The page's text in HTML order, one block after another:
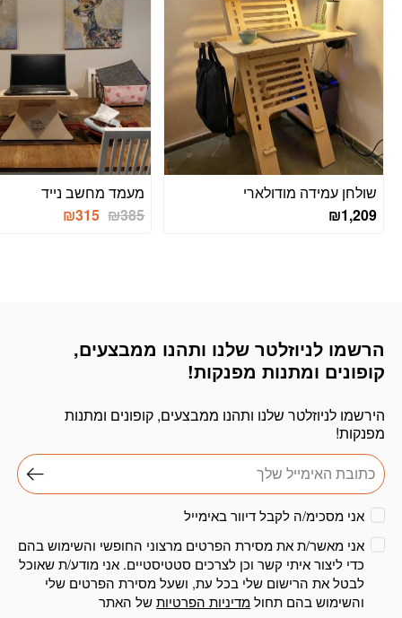
שולחן עמידה מודולארי
₪1,209
מעמד מחשב נייד
₪385
המחיר
₪315 המחיר
הרשמו לניוזלטר שלנו ותהנו ממבצעים,
קופונים ומתנות מפנקות!
הירשמו לניוזלטר שלנו ותהנו ממבצעים, קופונים ומתנות
מפנקות!
דוא׳׳ל
אני מסכימ/ה לקבל דיוור באימייל
אני מאשר/ת את מסירת הפרטים מרצוני החופשי והשימוש בהם
כדי ליצור איתי קשר וכן לצרכים סטטיסטיים. אני מודע/ת שאוכל
לבטל את הרישום שלי בכל עת, ושעל מסירת הפרטים שלי
והשימוש בהם תחולמדיניות הפרטיותשל האתר